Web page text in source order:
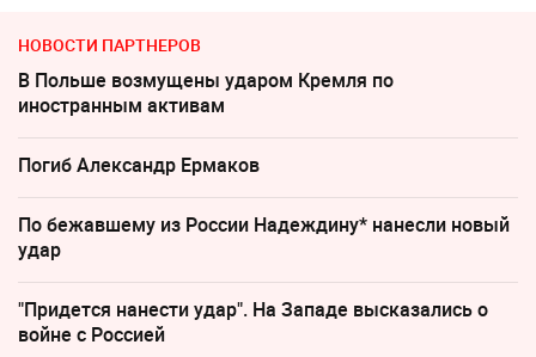
НОВОСТИ ПАРТНЕРОВ
В Польше возмущены ударом Кремля по
иностранным активам
Погиб Александр Ермаков
По бежавшему из России Надеждину* нанесли новый
удар
"Придется нанести удар". На Западе высказались о
войне с Россией